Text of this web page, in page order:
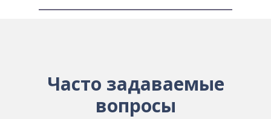
Часто задаваемые
вопросы